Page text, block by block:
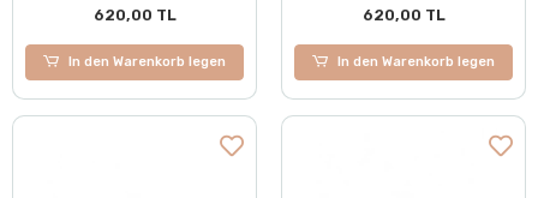
620,00 TL
In den Warenkorb legen
620,00 TL
In den Warenkorb legen